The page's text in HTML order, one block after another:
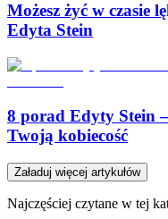
Możesz żyć w czasie
Edyta Stein
8 porad Edyty Stein
Twoją kobiecość
Załaduj więcej artykułów
Najczęściej czytane w tej